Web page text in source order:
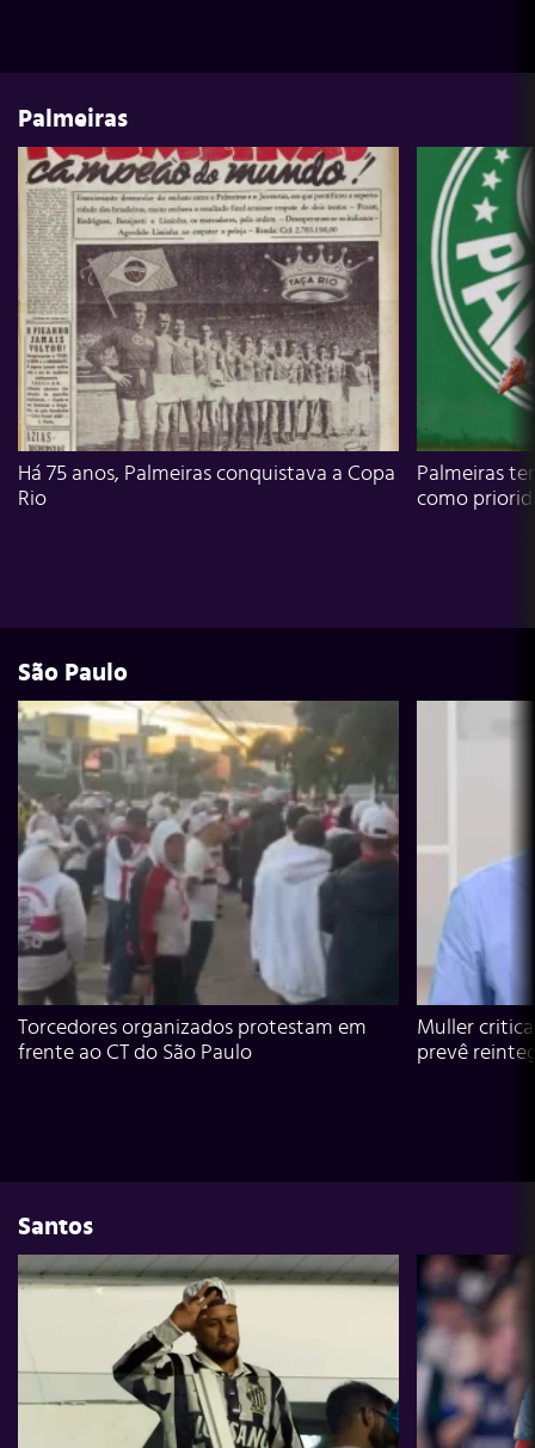
Palmeiras
Há 75 anos, Palmeiras conquistava a Copa
Rio
Palmeiras
como
São Paulo
Torcedores organizados protestam em
frente ao CT do São Paulo
Muller
prevê
Santos